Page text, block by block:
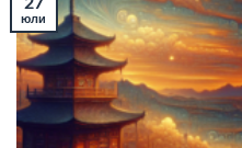
юли